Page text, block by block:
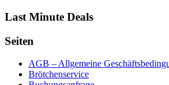
Last Minute Deals
Seiten
AGB – Allgemeine
Brötchenservice